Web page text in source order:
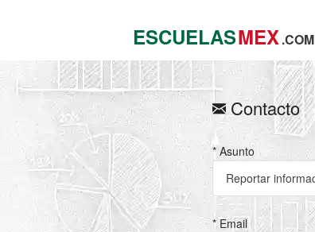
ESCUELASMEX.COM
Contacto
* Asunto
* Email